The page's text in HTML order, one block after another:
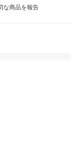
な商品を報告